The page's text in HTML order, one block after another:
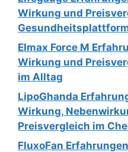
Wirkung und
Elmax Force M
Wirkung und
im Alltag
LipoGhanda
Wirkung,
Preisvergleich im
FluxoFan